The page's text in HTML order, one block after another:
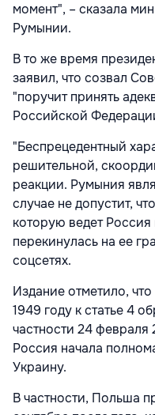
момент", – сказала
Румынии.
В то же время
заявил, что созвал
"поручит принять
Российской
"Беспрецедентный
решительной,
реакции. Румыния
случае не допустит,
которую ведет
перекинулась на ее
соцсетях.
Издание отметило,
1949 году к статье 4
частности 24 февраля
Россия начала
Украину.
В частности, Польша